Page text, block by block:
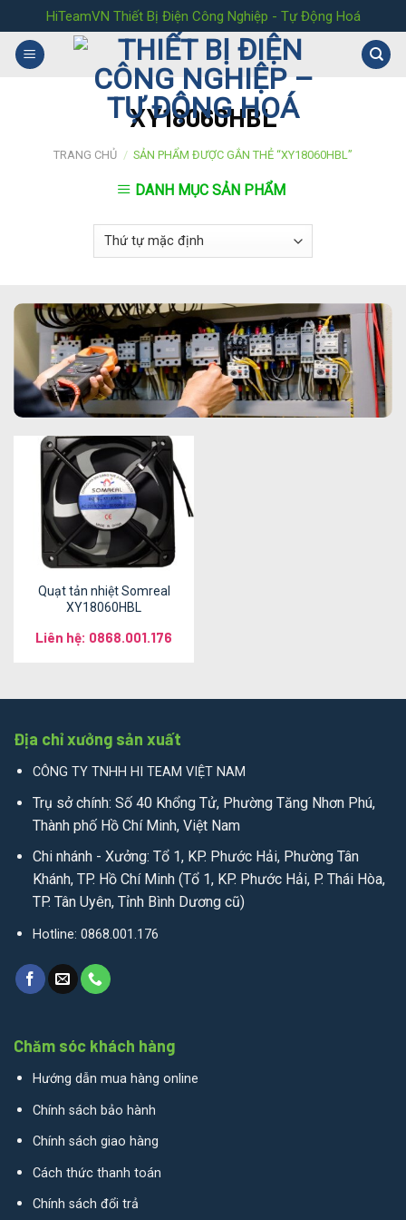
to
content
HiTeamVN Thiết Bị Điện Công Nghiệp - Tự Động Hoá
XY18060HBL
TRANG CHỦ / SẢN PHẨM ĐƯỢC GẮN THẺ “XY18060HBL”
DANH MỤC SẢN PHẨM
Quạt tản nhiệt Somreal
XY18060HBL
Liên hệ: 0868.001.176
Địa chỉ xưởng sản xuất
CÔNG TY TNHH HI TEAM VIỆT NAM
Trụ sở chính: Số 40 Khổng Tử, Phường Tăng Nhơn Phú,
Thành phố Hồ Chí Minh, Việt Nam
Chi nhánh - Xưởng: Tổ 1, KP. Phước Hải, Phường Tân
Khánh, TP. Hồ Chí Minh (Tổ 1, KP. Phước Hải, P. Thái Hòa,
TP. Tân Uyên, Tỉnh Bình Dương cũ)
Hotline: 0868.001.176
Chăm sóc khách hàng
Hướng dẫn mua hàng online
Chính sách bảo hành
Chính sách giao hàng
Cách thức thanh toán
Chính sách đổi trả